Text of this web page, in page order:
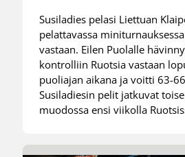
Susiladies pelasi Liettuan
pelattavassa
vastaan. Eilen Puolalle
kontrolliin Ruotsia vastaan
puoliajan aikana ja voitti 63-
Susiladiesin pelit jatkuvat
muodossa ensi viikolla